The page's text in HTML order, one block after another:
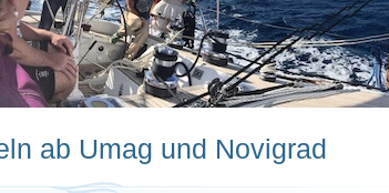
ab Umag und Novigrad